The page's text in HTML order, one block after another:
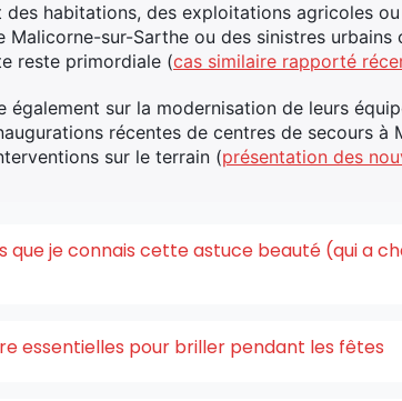
habitations, des exploitations agricoles
sur-Sarthe ou des sinistres urbains
reste primordiale (cas similaire rapporté
sur la modernisation de leurs
récentes de centres de secours à
sur le terrain (présentation des
que je connais cette astuce beauté (qui a
essentielles pour briller pendant les fêtes